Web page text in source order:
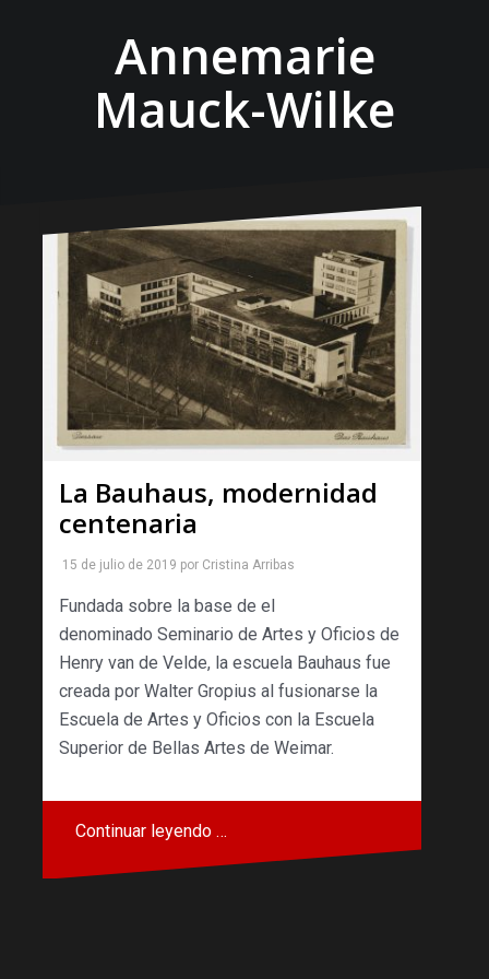
Annemarie
Mauck-Wilke
La Bauhaus, modernidad
centenaria
15 de julio de 2019 por Cristina Arribas
Fundada sobre la base de el
denominado Seminario de Artes y Oficios de
Henry van de Velde, la escuela Bauhaus fue
creada por Walter Gropius al fusionarse la
Escuela de Artes y Oficios con la Escuela
Superior de Bellas Artes de Weimar.
Continuar leyendo …